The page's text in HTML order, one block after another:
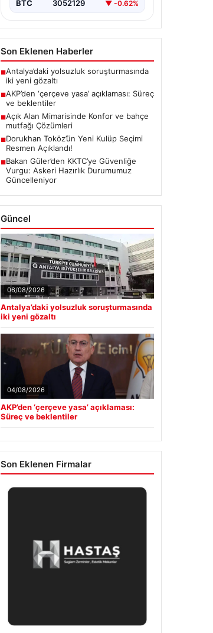
BTC 3052129 ▼ -0.62%
Son Eklenen Haberler
■Antalya’daki yolsuzluk soruşturmasında
iki yeni gözaltı
■AKP’den ‘çerçeve yasa’ açıklaması: Süreç
ve beklentiler
■Açık Alan Mimarisinde Konfor ve bahçe
mutfağı Çözümleri
■Dorukhan Toköz’ün Yeni Kulüp Seçimi
Resmen Açıklandı!
■Bakan Güler’den KKTC’ye Güvenliğe
Vurgu: Askeri Hazırlık Durumumuz
Güncelleniyor
Güncel
06/08/2026
Antalya’daki yolsuzluk soruşturmasında
iki yeni gözaltı
04/08/2026
AKP’den ‘çerçeve yasa’ açıklaması:
Süreç ve beklentiler
Son Eklenen Firmalar